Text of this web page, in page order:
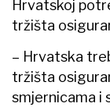
Hrvatskoj
tržišta
– Hrvatska
tržišta
smjernicama i